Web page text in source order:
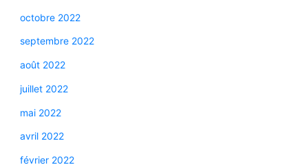
octobre 2022
septembre 2022
août 2022
juillet 2022
mai 2022
avril 2022
février 2022